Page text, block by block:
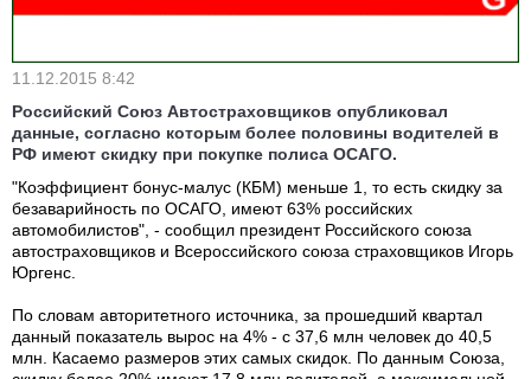
11.12.2015 8:42
Российский Союз Автостраховщиков опубликовал
данные, согласно которым более половины водителей в
РФ имеют скидку при покупке полиса ОСАГО.
"Коэффициент бонус-малус (КБМ) меньше 1, то есть скидку за
безаварийность по ОСАГО, имеют 63% российских
автомобилистов", - сообщил президент Российского союза
автостраховщиков и Всероссийского союза страховщиков Игорь
Юргенс.
По словам авторитетного источника, за прошедший квартал
данный показатель вырос на 4% - с 37,6 млн человек до 40,5
млн. Касаемо размеров этих самых скидок. По данным Союза,